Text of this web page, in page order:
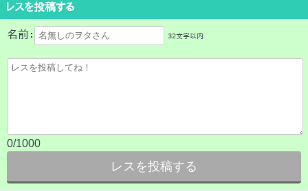
レスを投稿する
名前： 32文字以内
0/1000